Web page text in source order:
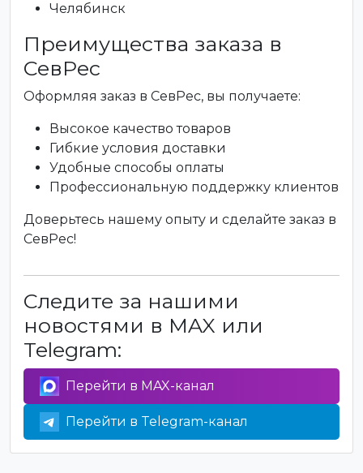
Челябинск
Преимущества заказа в
СевРес
Оформляя заказ в СевРес, вы получаете:
Высокое качество товаров
Гибкие условия доставки
Удобные способы оплаты
Профессиональную поддержку клиентов
Доверьтесь нашему опыту и сделайте заказ в
СевРес!
Следите за нашими
новостями в MAX или
Telegram:
Перейти в MAX-канал
Перейти в Telegram-канал